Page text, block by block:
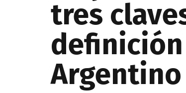
tres
Argentino